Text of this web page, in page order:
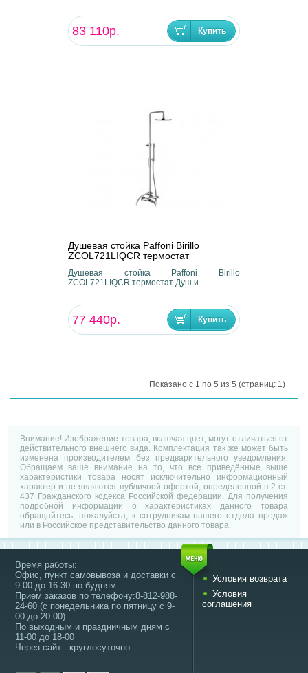
83 110р.
Душевая стойка Paffoni Birillo
ZCOL721LIQCR термостат
Душевая стойка Paffoni Birillo
ZCOL721LIQCR термостат Душ и..
77 440р.
Показано с 1 по 5 из 5 (страниц: 1)
Внимание! Изображение товара, включая цвет, могут отличаться от
действительного внешнего вида. Комплектация так же может быть
изменена производителем без предварительного уведомления.
Обращаем ваше внимание на то, что все приведённые выше
характеристики товара носят исключительно информационный
характер и не являются публичной офертой, определенной п.2 ст.
437 Гражданского кодекса Российской федерации. Для получения
подробной информации о характеристиках данного товара
обращайтесь, пожалуйста, к сотрудникам нашего отдела продаж
или в Российское представительство данного товара.
Время работы:
Офис, пункт самовывоза и доставки с
9-00 до 16-30 по будням.
Прием заказов по телефону:8-812-988-
24-60 (с понедельника по пятницу с 9-
00 до 20-00)
По выходным и праздничным дням с
11-00 до 18-00
Через сайт - круглосуточно.
Условия возврата
Условия
соглашения